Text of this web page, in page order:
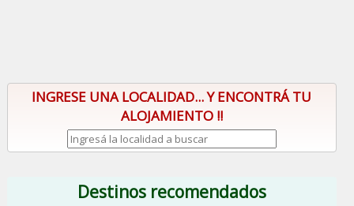
INGRESE UNA LOCALIDAD... Y ENCONTRÁ TU
ALOJAMIENTO !!
Destinos recomendados